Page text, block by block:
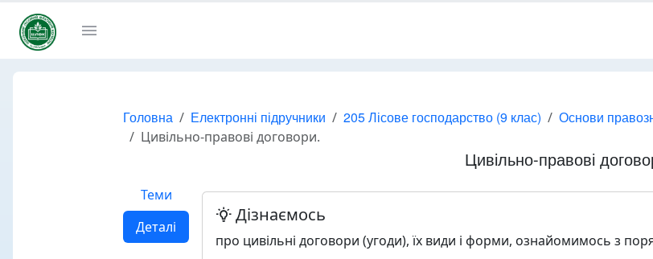
Головна Електронні підручники 205 Лісове господарство (9 клас) Основи
Цивільно-правові договори.
Цивільно-правові
Теми
Деталі
Дізнаємось
про цивільні договори (угоди), їх види і форми, ознайомимось з